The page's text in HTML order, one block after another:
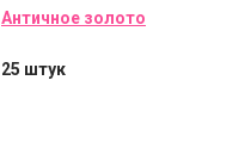
Античное золото
25 штук